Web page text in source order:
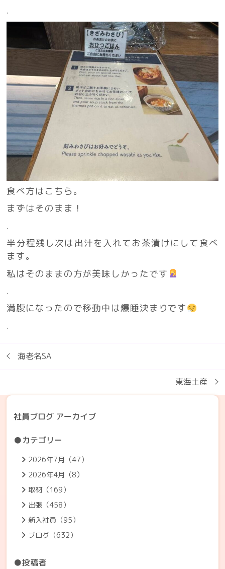
.
食べ方はこちら。
まずはそのまま！
.
半分程残し次は出汁を入れてお茶漬けにして食べ
ます。
私はそのままの方が美味しかったです
.
満腹になったので移動中は爆睡決まりです
.
海老名SA
東海土産
社員ブログ アーカイブ
●カテゴリー
2026年7月（47）
2026年4月（8）
取材（169）
出張（458）
新入社員（95）
ブログ（632）
●投稿者